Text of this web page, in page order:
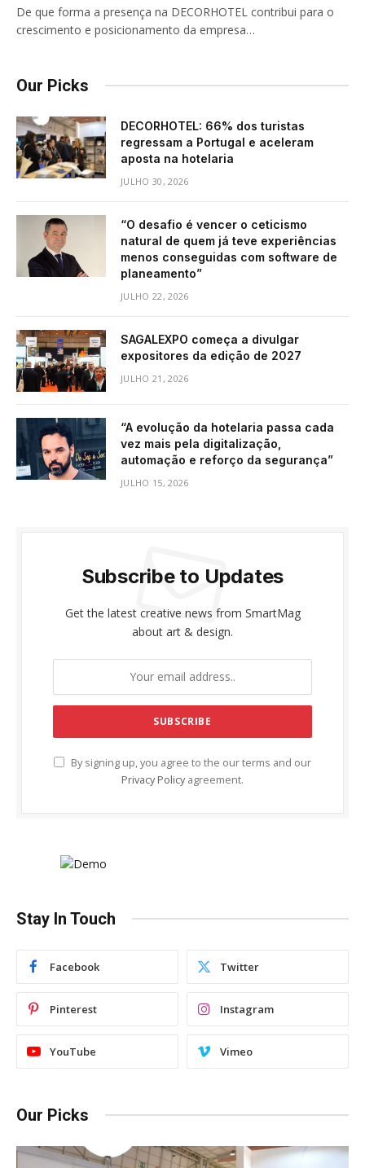
De que forma a presença na DECORHOTEL contribui para o
crescimento e posicionamento da empresa…
Our Picks
DECORHOTEL: 66% dos turistas
regressam a Portugal e aceleram
aposta na hotelaria
JULHO 30, 2026
“O desafio é vencer o ceticismo
natural de quem já teve experiências
menos conseguidas com software de
planeamento”
JULHO 22, 2026
SAGALEXPO começa a divulgar
expositores da edição de 2027
JULHO 21, 2026
“A evolução da hotelaria passa cada
vez mais pela digitalização,
automação e reforço da segurança”
JULHO 15, 2026
Subscribe to Updates
Get the latest creative news from SmartMag
about art & design.
By signing up, you agree to the our terms and our
Privacy Policy agreement.
Stay In Touch
Facebook Twitter
Pinterest Instagram
YouTube Vimeo
Our Picks